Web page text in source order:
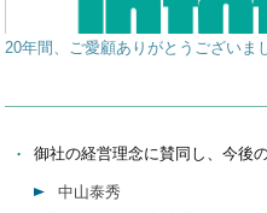
20年間、ご愛顧ありがとうございま
御社の経営理念に賛同し、今後
中山泰秀